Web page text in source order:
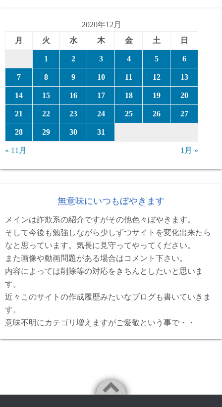
2020年12月
月
火 水 木 金 土 日
1 2 3 4 5 6
7 8 9 10 11 12 13
14 15 16 17 18 19 20
21 22 23 24 25 26 27
28 29 30 31
« 11月 1月 »
無意味にいつもぼやきます
メインは詐欺系の紹介ですがその他色々ぼやきます。
そして今後も勉強しながら少しずつサイトを変化出来たら
なと思っています。気長に見守ってやってください。
また画像や動画問題がある場合はコメント下さい。
内容によっては削除等の対応をきちんとしたいと思いま
す。
近々このサイトの作成履歴みたいなブログも書いていきま
す。
意味不明にカテゴリ増えますがご愛敬という事で・・